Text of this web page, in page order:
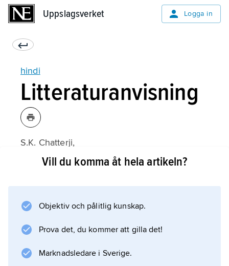
Uppslagsverket Logga in
hindi
Litteraturanvisning
S.K. Chatterji,
Indo-Aryan and Hindi
Vill du komma åt hela artikeln?
Objektiv och pålitlig kunskap.
Prova det, du kommer att gilla det!
Marknadsledare i Sverige.